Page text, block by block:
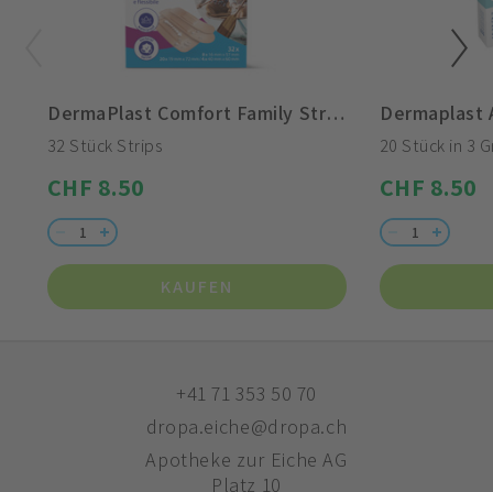
DermaPlast Comfort Family Strips
32 Stück Strips
CHF 8.50
KAUFEN
Dermaplast
20 Stück in 3
CHF 8.50
+41 71 353 50 70
dropa.eiche@dropa.ch
Apotheke zur Eiche AG
Platz 10